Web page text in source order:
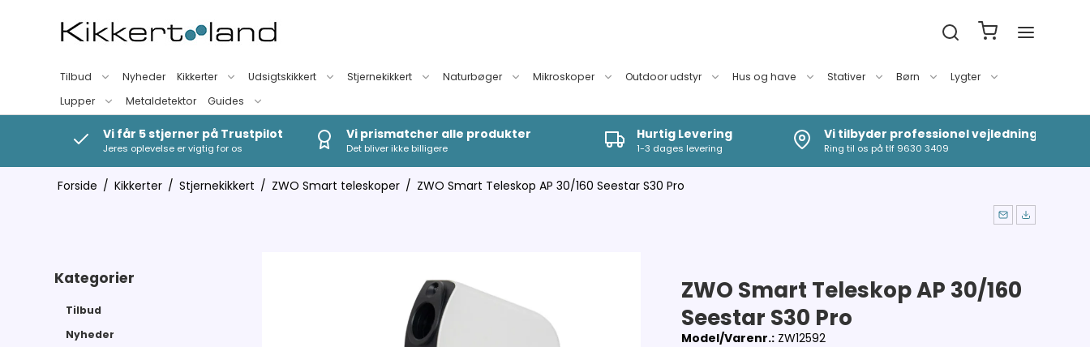
Tilbud Nyheder Kikkerter Udsigtskikkert Stjernekikkert Naturbøger Mikroskoper Outdoor udstyr Hus og have Stativer Børn
Lygter
Lupper
Metaldetektor Guides
Vi får 5 stjerner på Trustpilot
Jeres oplevelse er vigtig for os
Vi prismatcher alle produkter
Det bliver ikke billigere
Hurtig Levering
1-3 dages levering
Vi tilbyder professionel vejledning
Ring til os på tlf 9630 3409
Forside / Kikkerter / Stjernekikkert / ZWO Smart teleskoper / ZWO Smart Teleskop AP 30/160 Seestar S30 Pro
Kategorier
Tilbud
Nyheder
ZWO Smart Teleskop AP 30/160
Seestar S30 Pro
Model/Varenr.: ZW12592